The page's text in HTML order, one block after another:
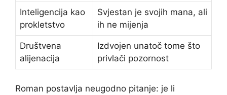
Inteligencija kao
prokletstvo
Svjestan je svojih mana, ali
ih ne mijenja
Društvena
alijenacija
Izdvojen unatoč tome što
privlači pozornost
Roman postavlja neugodno pitanje: je li